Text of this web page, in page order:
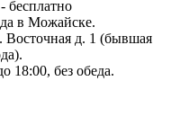
бесплатно
в Можайске.
Восточная д. 1 (бывшая
18:00, без обеда.